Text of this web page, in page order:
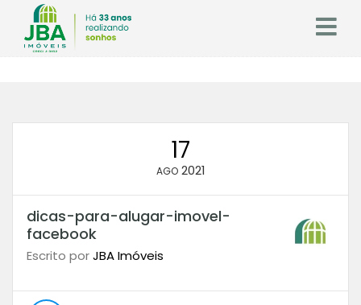
17
AGO 2021
dicas-para-alugar-imovel-
facebook
Escrito porJBA Imóveis